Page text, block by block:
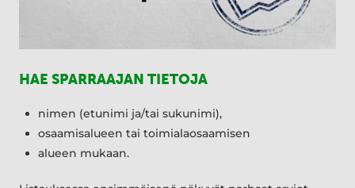
HAE SPARRAAJAN TIETOJA
nimen (etunimi ja/tai sukunimi),
osaamisalueen tai toimialaosaamisen
alueen mukaan.